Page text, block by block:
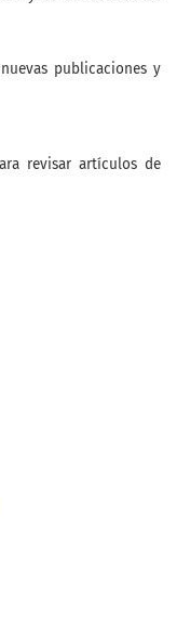
revisar artículos de